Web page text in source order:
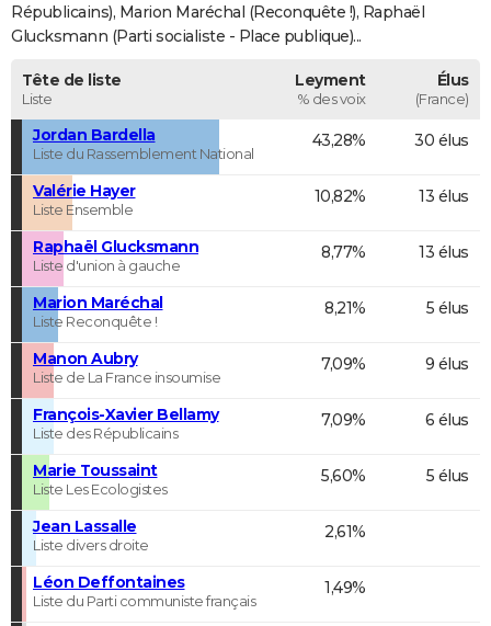
FORUM
Républicains), Marion Maréchal (Reconquête !), Raphaël
Glucksmann (Parti socialiste - Place publique)...
Tête de liste
Liste
Leyment
% des voix
Élus
(France)
Jordan Bardella
Liste du Rassemblement National
43,28% 30 élus
Valérie Hayer
Liste Ensemble
10,82% 13 élus
Raphaël Glucksmann
Liste d'union à gauche
8,77% 13 élus
Marion Maréchal
Liste Reconquête !
8,21% 5 élus
Manon Aubry
Liste de La France insoumise
7,09% 9 élus
François-Xavier Bellamy
Liste des Républicains
7,09% 6 élus
Marie Toussaint
Liste Les Ecologistes
5,60% 5 élus
Jean Lassalle
Liste divers droite
2,61%
Léon Deffontaines
Liste du Parti communiste français
1,49%